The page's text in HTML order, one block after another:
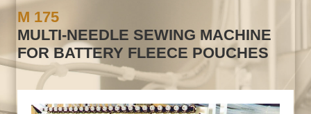
M 175
MULTI-NEEDLE SEWING MACHINE
FOR BATTERY FLEECE POUCHES